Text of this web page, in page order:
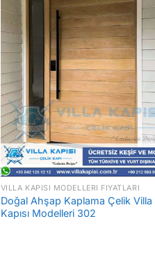
VILLA KAPISI MODELLERI FIYATLARI
Doğal Ahşap Kaplama Çelik Villa
Kapısı Modelleri 302